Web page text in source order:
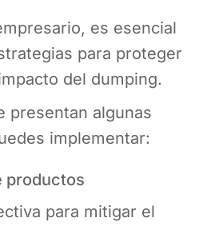
es esencial
para proteger
del dumping.
presentan algunas
implementar:
productos
para mitigar el